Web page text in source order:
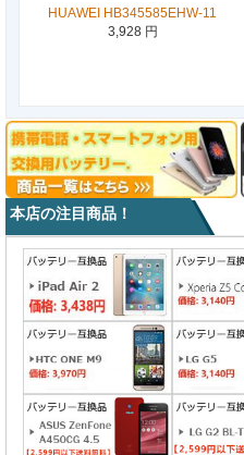
HUAWEI HB345585EHW-11
3,928 円
本店の注目商品！